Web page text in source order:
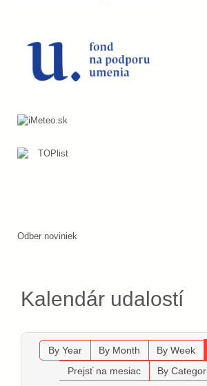
Odber noviniek
Kalendár udalostí
By Year By Month By Week
Prejsť na mesiac
By